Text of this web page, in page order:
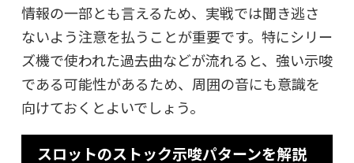
情報の一部とも言えるため、実戦では聞き逃さ
ないよう注意を払うことが重要です。特にシリー
ズ機で使われた過去曲などが流れると、強い示唆
である可能性があるため、周囲の音にも意識を
向けておくとよいでしょう。
スロットのストック示唆パターンを解説